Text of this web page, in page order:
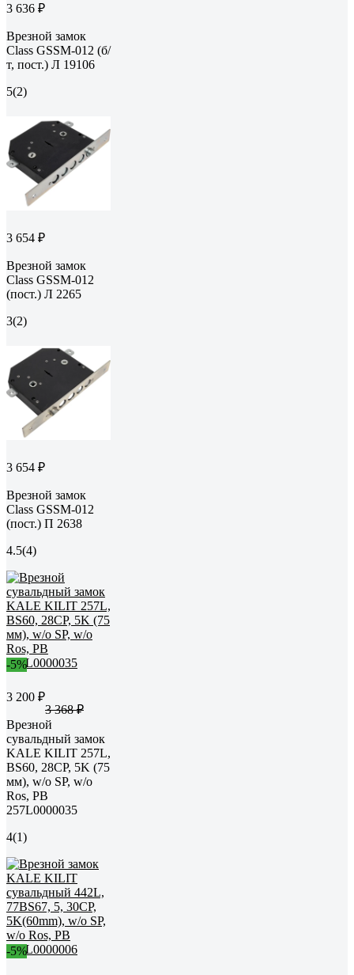
3 636 ₽
Врезной замок
Class GSSM-012 (б/
т, пост.) Л 19106
5(2)
3 654 ₽
Врезной замок
Class GSSM-012
(пост.) Л 2265
3(2)
3 654 ₽
Врезной замок
Class GSSM-012
(пост.) П 2638
4.5(4)
-5%
3 200 ₽
3 368 ₽
Врезной
сувальдный замок
KALE KILIT 257L,
BS60, 28CP, 5K (75
мм), w/o SP, w/o
Ros, PB
257L0000035
4(1)
-5%